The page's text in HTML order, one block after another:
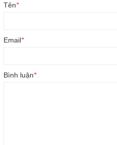
Tên*
Email*
Bình luận*